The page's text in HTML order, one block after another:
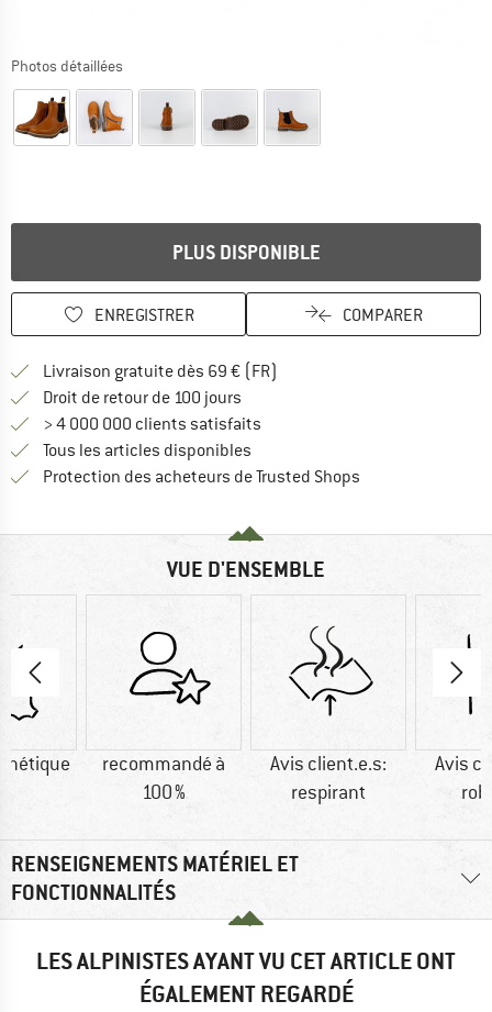
Photos détaillées
PLUS DISPONIBLE
ENREGISTRER COMPARER
Livraison gratuite dès 69 € (FR)
Droit de retour de 100 jours
> 4 000 000 clients satisfaits
Tous les articles disponibles
Protection des acheteurs de Trusted Shops
VUE D'ENSEMBLE
recommandé à
100 %
Avis client.e.s:
respirant
Avis
RENSEIGNEMENTS MATÉRIEL ET
FONCTIONNALITÉS
LES ALPINISTES AYANT VU CET ARTICLE ONT
ÉGALEMENT REGARDÉ